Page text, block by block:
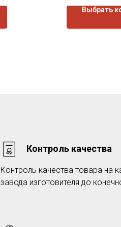
Выбрать
Контроль качества
Контроль качества товара на
завода изготовителя до